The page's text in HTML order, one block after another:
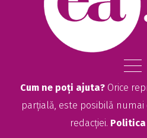
Cum ne poți ajuta? Orice
parțială, este posibilă
redacției.